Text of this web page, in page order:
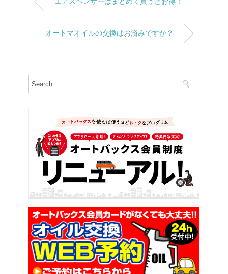
オートマオイルの交換はお済みですか？